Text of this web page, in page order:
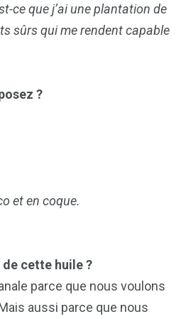
ce que j’ai une plantation de
sûrs qui me rendent capable
?
et en coque.
cette huile ?
parce que nous voulons
aussi parce que nous